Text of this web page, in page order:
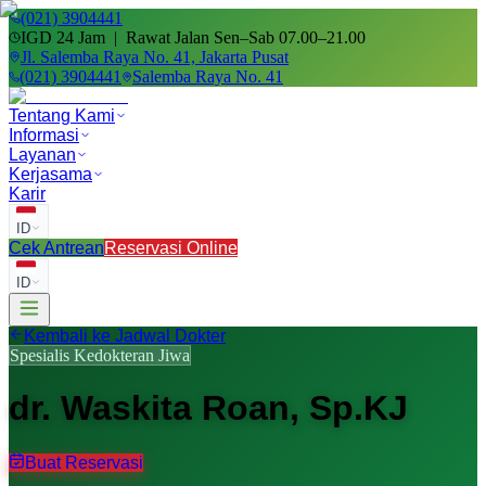
(021) 3904441
IGD 24 Jam | Rawat Jalan Sen–Sab 07.00–21.00
Jl. Salemba Raya No. 41, Jakarta Pusat
(021) 3904441
Salemba Raya No. 41
Tentang Kami
Informasi
Layanan
Kerjasama
Karir
ID
Cek AntreanReservasi Online
ID
Kembali ke Jadwal Dokter
Spesialis Kedokteran Jiwa
dr. Waskita Roan, Sp.KJ
Buat Reservasi